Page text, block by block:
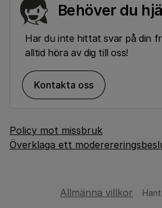
Behöver du
Har du inte hittat svar på din
alltid höra av dig till oss!
Kontakta oss
Policy mot missbruk
Överklaga ett
Allmänna villkor